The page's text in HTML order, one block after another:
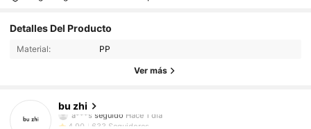
Detalles Del Producto
Material: PP
Ver más
bu zhi
633 Seguidores
4,90 633 Seguidores